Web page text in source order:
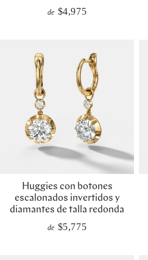
de $4,975
Huggies con botones
escalonados invertidos y
diamantes de talla redonda
de $5,775